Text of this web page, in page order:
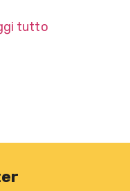
tutto